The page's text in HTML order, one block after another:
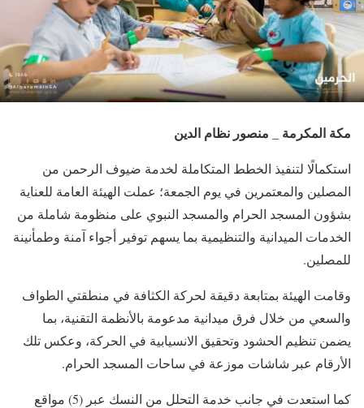
مكة المكرمة _ منصور نظام الدين
استكمالًا لتنفيذ الخطط المتكاملة لخدمة ضيوف الرحمن من
المصلين والمعتمرين في يوم الجمعة؛ عملت الهيئة العامة للعناية
بشؤون المسجد الحرام والمسجد النبوي على منظومة شاملة من
الخدمات الميدانية والتنظيمية بما يسهم توفير أجواء آمنة وطمأنينة
للمصلين.
وقامت الهيئة بمتابعة دقيقة لحركة الكثافة في منطقتي الطواف
والسعي من خلال فرق ميدانية مدعومة بالأنظمة التقنية، بما
يضمن تنظيم الحشود وتحقيق الانسيابية في الحركة، وعكس تلك
الأرقام عبر شاشات موزعة في ساحات المسجد الحرام.
كما استعدت في جانب خدمة التحلل من النسك عبر (5) مواقع